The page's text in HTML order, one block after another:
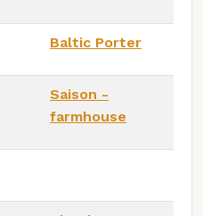
Baltic Porter
Saison -
farmhouse